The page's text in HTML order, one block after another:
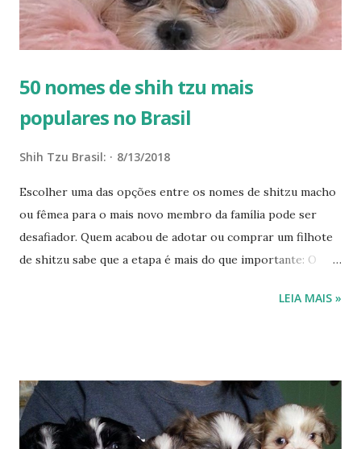
50 nomes de shih tzu mais
populares no Brasil
Shih Tzu Brasil: 8/13/2018
Escolher uma das opções entre os nomes de shitzu macho
ou fêmea para o mais novo membro da família pode ser
desafiador. Quem acabou de adotar ou comprar um filhote
de shitzu sabe que a etapa é mais do que importante: O
e do animal de estimação, porque vai acompanhá-los por
nomes de shitzu mais populares no Brasil os melhores
nomes de macho e fêmea para inspirar quem acabou de
comprar ou adotar um filhote de shitzu . Nomes de shitzu
LEIA MAIS »